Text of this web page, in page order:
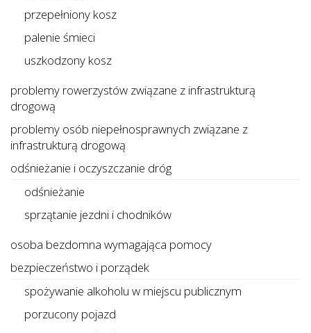
przepełniony kosz
palenie śmieci
uszkodzony kosz
problemy rowerzystów związane z infrastrukturą
drogową
problemy osób niepełnosprawnych związane z
infrastrukturą drogową
odśnieżanie i oczyszczanie dróg
odśnieżanie
sprzątanie jezdni i chodników
osoba bezdomna wymagająca pomocy
bezpieczeństwo i porządek
spożywanie alkoholu w miejscu publicznym
porzucony pojazd